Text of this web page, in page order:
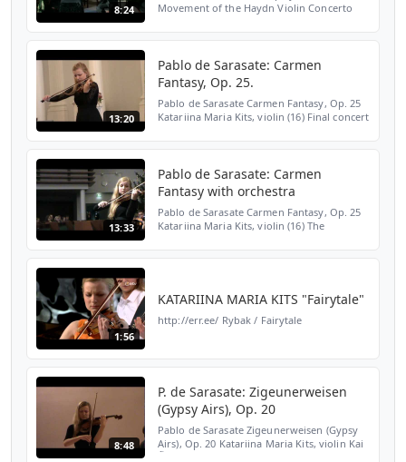
8:24
Movement of the Haydn Violin Concerto
13:20
Pablo de Sarasate: Carmen
Fantasy, Op. 25.
Pablo de Sarasate Carmen Fantasy, Op. 25
Katariina Maria Kits, violin (16) Final concert
13:33
Pablo de Sarasate: Carmen
Fantasy with orchestra
Pablo de Sarasate Carmen Fantasy, Op. 25
Katariina Maria Kits, violin (16) The
1:56
KATARIINA MARIA KITS "Fairytale"
http://err.ee/ Rybak / Fairytale
8:48
P. de Sarasate: Zigeunerweisen
(Gypsy Airs), Op. 20
Pablo de Sarasate Zigeunerweisen (Gypsy
Airs), Op. 20 Katariina Maria Kits, violin Kai